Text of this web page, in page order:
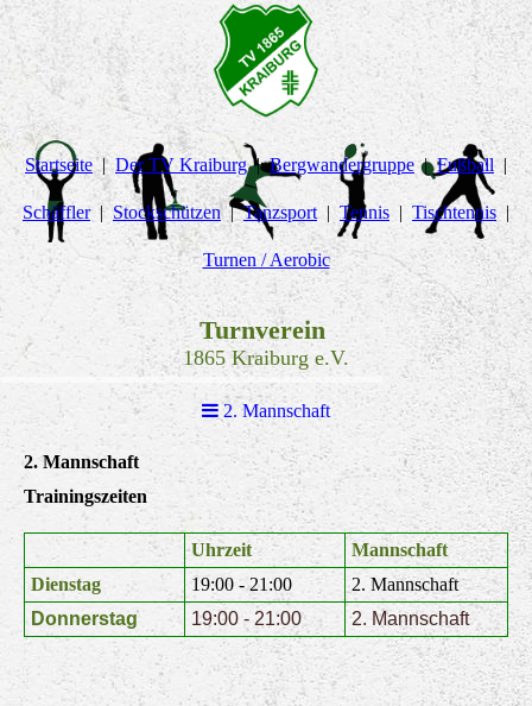
Startseite Der TV Kraiburg Bergwandergruppe Fußball
Schäffler Stockschützen Tanzsport Tennis Tischtennis
Turnen / Aerobic
Turnverein
1865 Kraiburg e.V.
2. Mannschaft
2. Mannschaft
Trainingszeiten
Uhrzeit
Mannschaft
Dienstag
19:00 - 21:00
2. Mannschaft
Donnerstag
19:00 - 21:00 2. Mannschaft